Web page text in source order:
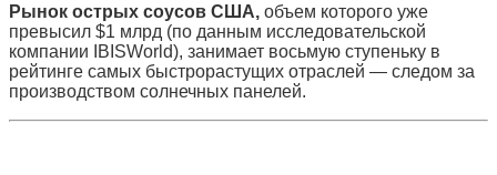
Рынок острых соусов США, объем которого уже
превысил $1 млрд (по данным исследовательской
компании IBISWorld), занимает восьмую ступеньку в
рейтинге самых быстрорастущих отраслей — следом за
производством солнечных панелей.